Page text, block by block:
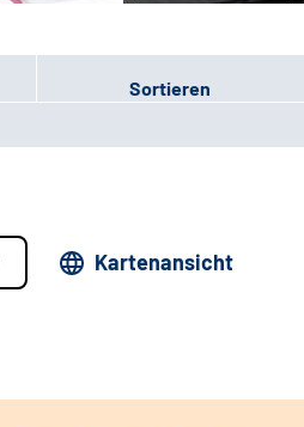
Sortieren
Kartenansicht